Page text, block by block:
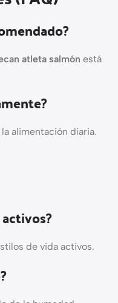
atleta salmón está
alimentación diaria.
de vida activos.